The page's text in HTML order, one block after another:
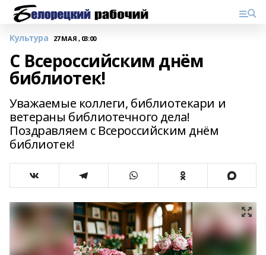
Культура 27 МАЯ , 03:00
С Всероссийским днём
библиотек!
Уважаемые коллеги, библиотекари и
ветераны библиотечного дела!
Поздравляем с Всероссийским днём
библиотек!